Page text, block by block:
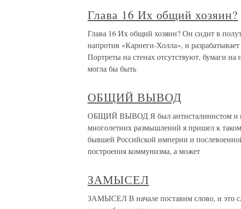
Глава 16 Их общий хозяин?
Глава 16 Их общий хозяин? Он сидит в
напротив «Карнеги-Холла», и
Портреты на стенах отсутствуют, бумаги
могла бы быть
ОБЩИЙ ВЫВОД
ОБЩИЙ ВЫВОД Я был антисталинистом и не
многолетних размышлений я пришел к
бывшей Российской империи и
построения коммунизма, а может
ЗАМЫСЕЛ
ЗАМЫСЕЛ В начале поставим слово, и это